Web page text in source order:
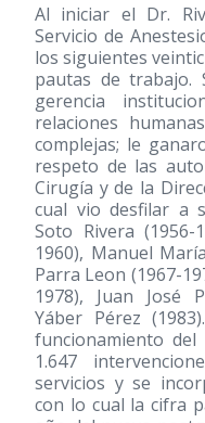
Al iniciar el Dr.
Servicio de
los siguientes
pautas de trabajo.
gerencia
relaciones
complejas; le
respeto de las
Cirugía y de la
cual vio desfilar a
Soto Rivera(1956-
1960), Manuel
Parra Leon (1967-
1978), Juan José
Yáber Pérez(1983)
funcionamiento
1.647
servicios y se
con lo cual la cifra